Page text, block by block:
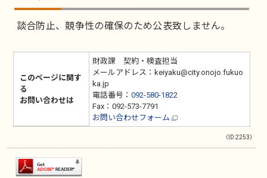
談合防止、競争性の確保のため公表致しません。
このページに関す
る
お問い合わせは
財政課 契約・検査担当
メールアドレス：keiyaku@city.onojo.fukuo
ka.jp
電話番号： 092-580-1822
Fax：092-573-7791
お問い合わせフォーム
（ID:2253）